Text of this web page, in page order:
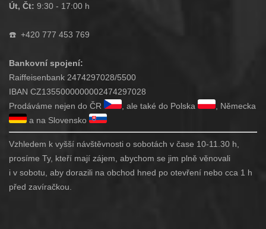
Út, Čt: 9:30 - 17:00 h
☎️ +420 777 453 769
Bankovní spojení:
Raiffeisenbank 2474297028/5500
IBAN CZ1355000000002474297028
Prodáváme nejen do ČR
, ale také do Polska
, Německa
a na Slovensko
Vzhledem k vyšší návštěvnosti o sobotách v čase 10-11.30 h,
prosíme Ty, kteří mají zájem, abychom se jim plně věnovali
i v sobotu, aby dorazili na obchod hned po otevření nebo cca 1 h
před zavíračkou.